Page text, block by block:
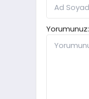
Yorumunuz: